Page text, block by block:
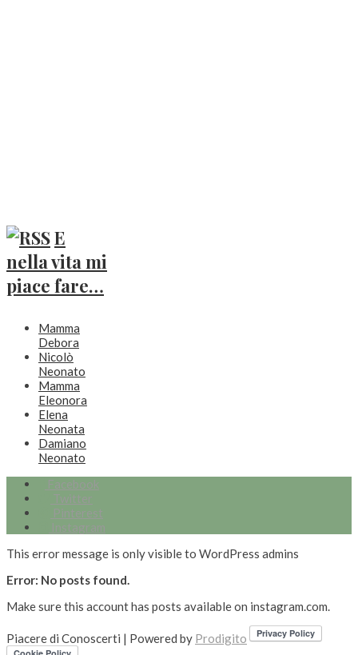
E
nella vita mi
piace fare…
Mamma
Debora
Nicolò
Neonato
Mamma
Eleonora
Elena
Neonata
Damiano
Neonato
Facebook
Twitter
Pinterest
Instagram
This error message is only visible to WordPress admins
Error: No posts found.
Make sure this account has posts available on instagram.com.
Piacere di Conoscerti | Powered by Prodigito